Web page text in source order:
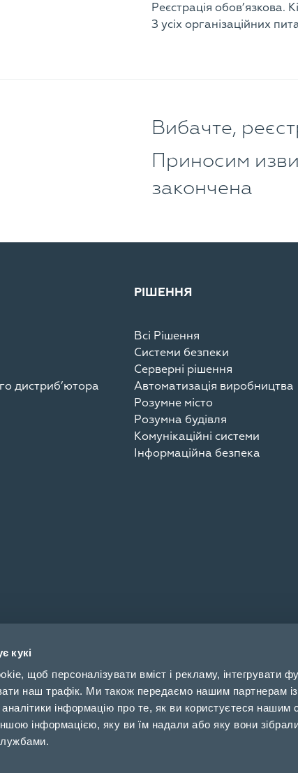
кукі
щоб персоналізувати вміст і рекламу, інтегрувати
наш трафік. Ми також передаємо нашим партнерам із
інформацію про те, як ви користуєтеся нашим
інформацією, яку ви їм надали або яку вони
Реєстрація обов’язкова.
З усіх організаційних
Вибачте,
Приносим
закончена
дистриб’ютора
РІШЕННЯ
Всі Рішення
Системи безпеки
Серверні рішення
Автоматизація виробництва
Розумне місто
Розумна будівля
Комунікаційні системи
Інформаційна безпека